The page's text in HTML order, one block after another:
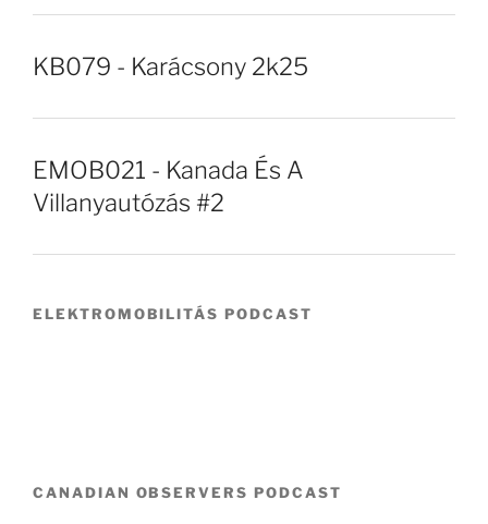
KB079 - Karácsony 2k25
EMOB021 - Kanada És A
Villanyautózás #2
ELEKTROMOBILITÁS PODCAST
CANADIAN OBSERVERS PODCAST